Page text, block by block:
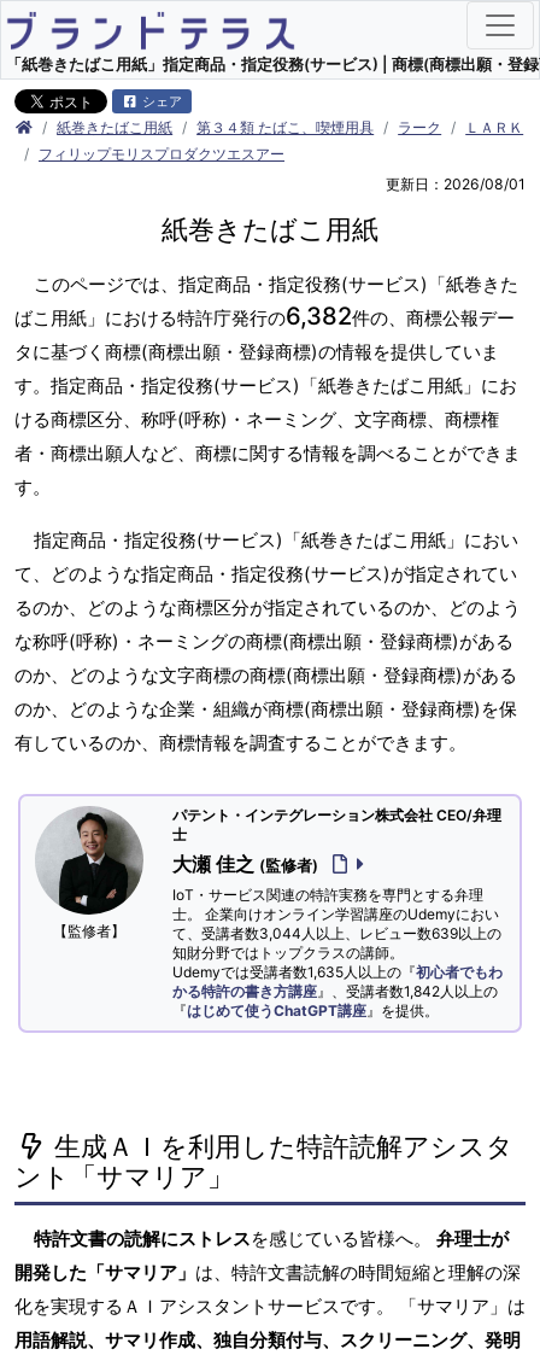
「紙巻きたばこ用紙」指定商品・指定役務(サービス) | 商標(商標出願・登
シェア
紙巻きたばこ用紙 第３４類 たばこ、喫煙用具 ラーク
ＬＡＲＫ
フィリップモリスプロダクツエスアー
更新日：2026/08/01
紙巻きたばこ用紙
このページでは、指定商品・指定役務(サービス)「紙巻きた
ばこ用紙」における特許庁発行の6,382件の、商標公報デー
タに基づく商標(商標出願・登録商標)の情報を提供していま
す。指定商品・指定役務(サービス)「紙巻きたばこ用紙」にお
ける商標区分、称呼(呼称)・ネーミング、文字商標、商標権
者・商標出願人など、商標に関する情報を調べることができま
す。
指定商品・指定役務(サービス)「紙巻きたばこ用紙」におい
て、どのような指定商品・指定役務(サービス)が指定されてい
るのか、どのような商標区分が指定されているのか、どのよう
な称呼(呼称)・ネーミングの商標(商標出願・登録商標)がある
のか、どのような文字商標の商標(商標出願・登録商標)がある
のか、どのような企業・組織が商標(商標出願・登録商標)を保
有しているのか、商標情報を調査することができます。
【監修者】
パテント・インテグレーション株式会社 CEO/弁理
士
大瀬 佳之 (監修者)
IoT・サービス関連の特許実務を専門とする弁理
士。 企業向けオンライン学習講座のUdemyにおい
て、受講者数3,044人以上、レビュー数639以上の
知財分野ではトップクラスの講師。
Udemyでは受講者数1,635人以上の『初心者でもわ
かる特許の書き方講座 』、受講者数1,842人以上の
『はじめて使うChatGPT講座 』を提供。
生成ＡＩを利用した特許読解アシスタ
ント「サマリア」
特許文書の読解にストレスを感じている皆様へ。 弁理士が
開発した「サマリア」 は、特許文書読解の時間短縮と理解の深
化を実現するＡＩアシスタントサービスです。 「サマリア」は
用語解説、サマリ作成、独自分類付与、スクリーニング、発明